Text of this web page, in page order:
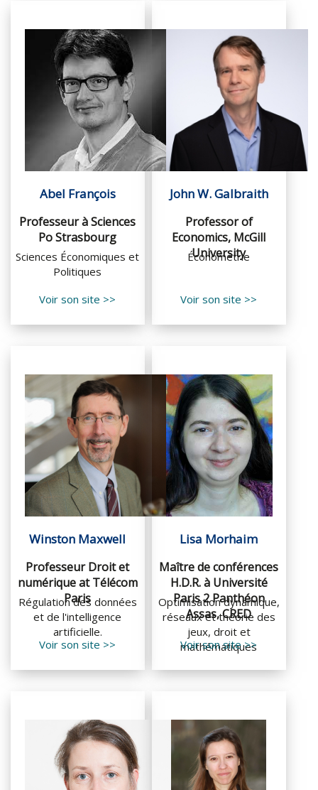
Abel François
Professeur à Sciences
Po Strasbourg
Sciences Économiques et
Politiques
Voir son site >>
John W. Galbraith
Professor of
Economics, McGill
University
Économétrie
Voir son site >>
Winston Maxwell
Professeur Droit et
numérique at Télécom
Paris​​
Régulation des données
et de l'intelligence
artificielle.
Voir son site >>
Lisa Morhaim
Maître de conférences
H.D.R. à Université
Paris 2 Panthéon
Assas, CRED
Optimisation dynamique,
réseaux et théorie des
jeux, droit et
mathématiques
Voir son site >>